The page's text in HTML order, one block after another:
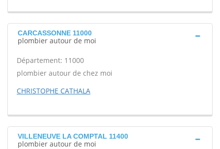
CARCASSONNE 11000
plombier autour de moi
Département: 11000
plombier autour de chez moi
CHRISTOPHE CATHALA
VILLENEUVE LA COMPTAL 11400
plombier autour de moi